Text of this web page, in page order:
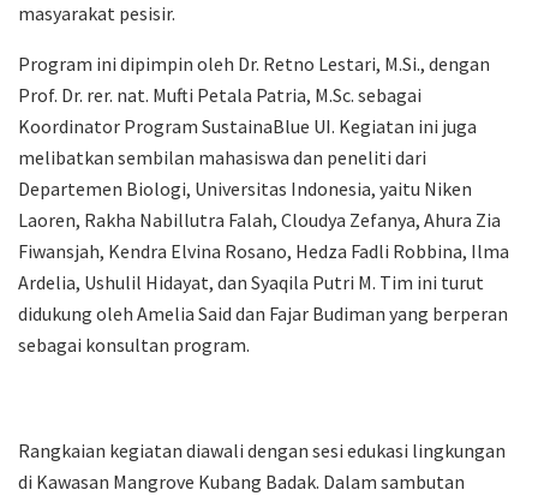
masyarakat pesisir.
Program ini dipimpin oleh Dr. Retno Lestari, M.Si., dengan
Prof. Dr. rer. nat. Mufti Petala Patria, M.Sc. sebagai
Koordinator Program SustainaBlue UI. Kegiatan ini juga
melibatkan sembilan mahasiswa dan peneliti dari
Departemen Biologi, Universitas Indonesia, yaitu Niken
Laoren, Rakha Nabillutra Falah, Cloudya Zefanya, Ahura Zia
Fiwansjah, Kendra Elvina Rosano, Hedza Fadli Robbina, Ilma
Ardelia, Ushulil Hidayat, dan Syaqila Putri M. Tim ini turut
didukung oleh Amelia Said dan Fajar Budiman yang berperan
sebagai konsultan program.
Rangkaian kegiatan diawali dengan sesi edukasi lingkungan
di Kawasan Mangrove Kubang Badak. Dalam sambutan